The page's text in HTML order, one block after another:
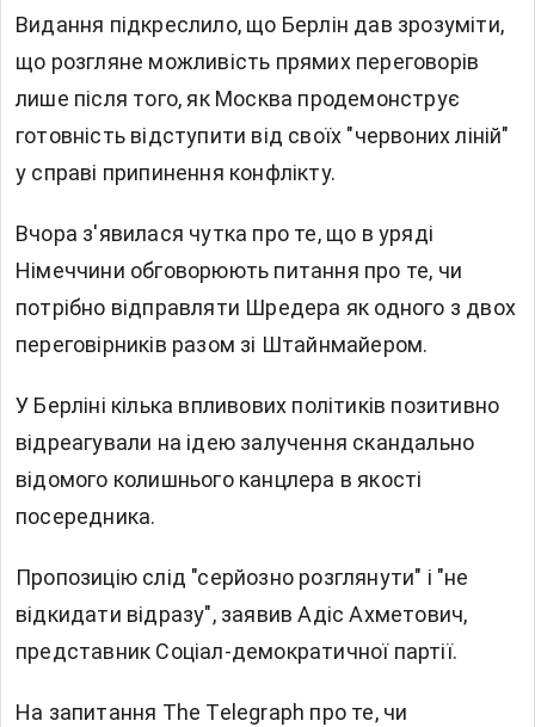
Видання підкреслило, що Берлін дав зрозуміти,
що розгляне можливість прямих переговорів
лише після того, як Москва продемонструє
готовність відступити від своїх "червоних ліній"
у справі припинення конфлікту.
Вчора з'явилася чутка про те, що в уряді
Німеччини обговорюють питання про те, чи
потрібно відправляти Шредера як одного з двох
переговірників разом зі Штайнмайером.
У Берліні кілька впливових політиків позитивно
відреагували на ідею залучення скандально
відомого колишнього канцлера в якості
посередника.
Пропозицію слід "серйозно розглянути" і "не
відкидати відразу", заявив Адіс Ахметович,
представник Соціал-демократичної партії.
На запитання The Telegraph про те, чи